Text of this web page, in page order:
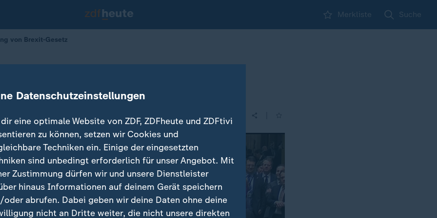
Merkliste Suche
von Brexit-Gesetz
von Brexit-Gesetz
Datenschutzeinstellungen
eine optimale Website von ZDF, ZDFheute und ZDFtivi
zu können, setzen wir Cookies und
Techniken ein. Einige der eingesetzten
sind unbedingt erforderlich für unser Angebot. Mit
Zustimmung dürfen wir und unsere Dienstleister
hinaus Informationen auf deinem Gerät speichern
oder abrufen. Dabei geben wir deine Daten ohne deine
nicht an Dritte weiter, die nicht unsere direkten